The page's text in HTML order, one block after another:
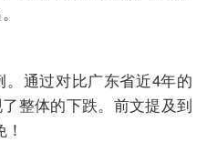
通过对比广东省近4年的
整体的下跌。前文提及到